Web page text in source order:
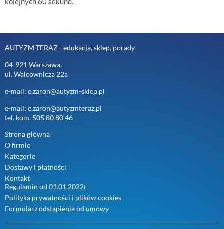
AUTYZM TERAZ - edukacja, sklep, porady
04-921 Warszawa,
ul. Walcownicza 22a
e-mail: e.zaron@autyzm-sklep.pl
e-mail: e.zaron@autyzmteraz.pl
tel. kom. 505 80 80 46
Strona główna
O firmie
Kategorie
Dostawy i płatności
Kontakt
Regulamin od 01.01.2022r
Polityka prywatności i plików cookies
Formularz odstąpienia od umowy